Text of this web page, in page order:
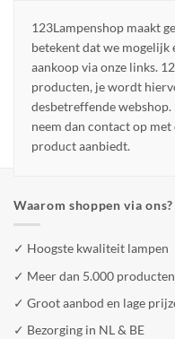
123Lampenshop maakt
betekent dat we mogelijk
aankoop via onze links.
producten, je wordt
desbetreffende
neem dan contact op
product aanbiedt.
Waarom shoppen via ons?
✓ Hoogste kwaliteit lampen
✓ Meer dan 5.000 producten
✓ Groot aanbod en lage
✓ Bezorging in NL & BE